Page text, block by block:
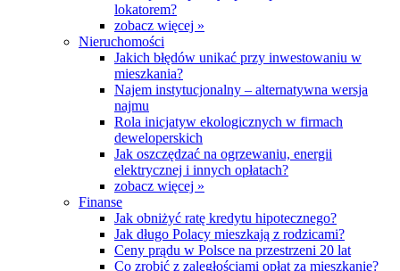
lokatorem?
zobacz więcej »
Nieruchomości
Jakich błędów unikać przy inwestowaniu w
mieszkania?
Najem instytucjonalny – alternatywna wersja
najmu
Rola inicjatyw ekologicznych w firmach
deweloperskich
Jak oszczędzać na ogrzewaniu, energii
elektrycznej i innych opłatach?
zobacz więcej »
Finanse
Jak obniżyć ratę kredytu hipotecznego?
Jak długo Polacy mieszkają z rodzicami?
Ceny prądu w Polsce na przestrzeni 20 lat
Co zrobić z zaległościami opłat za mieszkanie?